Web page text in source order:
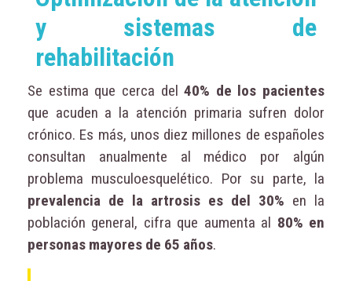
y sistemas de
rehabilitación
Se estima que cerca del40% de los pacientes
que acuden a la atención primaria sufren dolor
crónico. Es más, unos diez millones de españoles
consultan anualmente al médico por algún
problema musculoesquelético. Por su parte, la
prevalencia de la artrosis es del 30% en la
población general, cifra que aumenta al 80% en
personas mayores de 65 años.